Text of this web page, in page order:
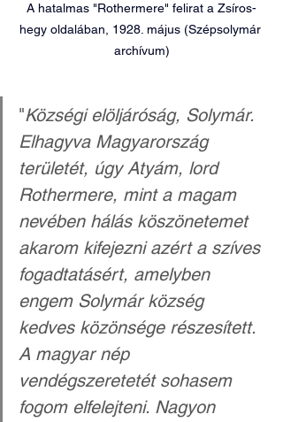
A hatalmas "Rothermere" felirat a Zsíros-
hegy oldalában, 1928. május (Szépsolymár
archívum)
"Községi elöljáróság, Solymár.
Elhagyva Magyarország
területét, úgy Atyám, lord
Rothermere, mint a magam
nevében hálás köszönetemet
akarom kifejezni azért a szíves
fogadtatásért, amelyben
engem Solymár község
kedves közönsége részesített.
A magyar nép
vendégszeretetét sohasem
fogom elfelejteni. Nagyon